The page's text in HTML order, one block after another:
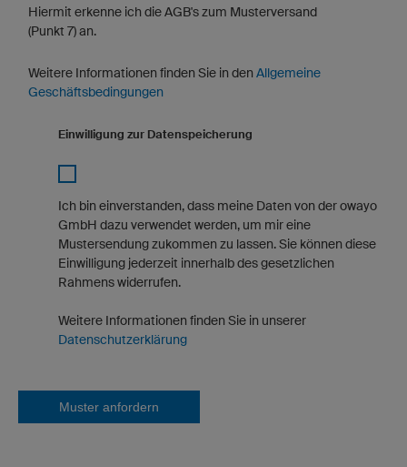
Hiermit erkenne ich die AGB's zum Musterversand
(Punkt 7) an.
Weitere Informationen finden Sie in denAllgemeine
Geschäftsbedingungen
Einwilligung zur Datenspeicherung
Ich bin einverstanden, dass meine Daten von der owayo
GmbH dazu verwendet werden, um mir eine
Mustersendung zukommen zu lassen. Sie können diese
Einwilligung jederzeit innerhalb des gesetzlichen
Rahmens widerrufen.
Weitere Informationen finden Sie in unserer
Datenschutzerklärung
Muster anfordern